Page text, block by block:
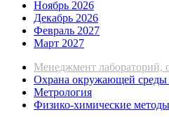
Ноябрь 2026
Декабрь 2026
Февраль 2027
Март 2027
Менеджмент лабораторий,
Охрана окружающей среды
Метрология
Физико-химические методы